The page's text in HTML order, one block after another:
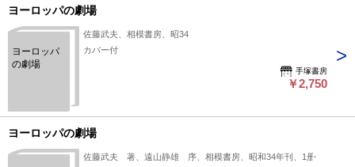
ヨーロッパの劇場
ヨーロッパ
の劇場
佐藤武夫、相模書房、昭34
カバー付
手塚書房
￥2,750
ヨーロッパの劇場
佐藤武夫 著、遠山静雄 序、相模書房、昭和34年刊、1册